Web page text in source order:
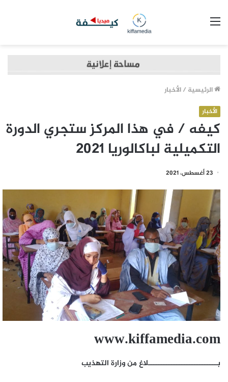
الرئيسية /الأخبار
الأخبار
كيفه / في هذا المركز ستجري الدورة
التكميلية لباكالوريا 2021
23 أغسطس، 2021
www.kiffamedia.com
بـــــــــــــــــــــــــــلاغ من وزارة التهذيب